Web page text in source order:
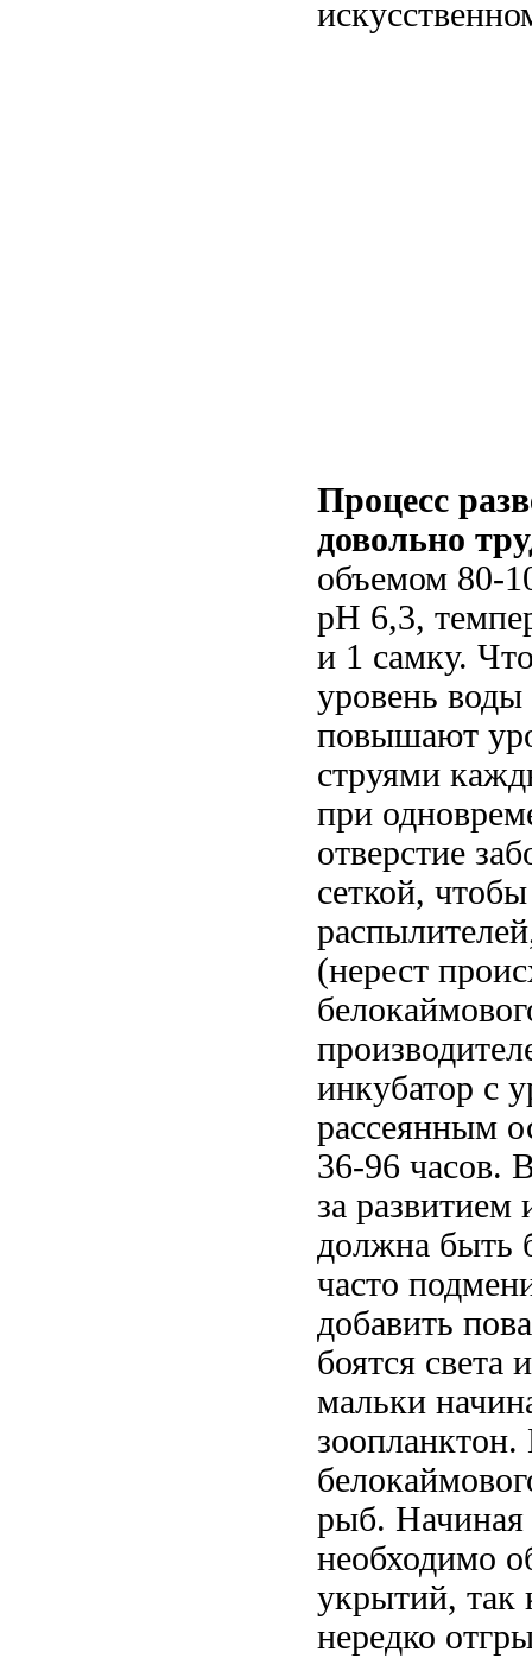
Процесс
довольно
объемом 80-
рН 6,3,
и 1 самку.
уровень
повышают
струями
при
отверстие
сеткой,
(нерест
инкубатор с
рассеянным
36-96 часов.
за
должна быть
часто
добавить
боятся
мальки
зоопланктон.
рыб. Начиная
необходимо
укрытий, так
нередко